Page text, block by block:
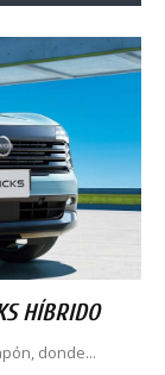
HÍBRIDO
donde...